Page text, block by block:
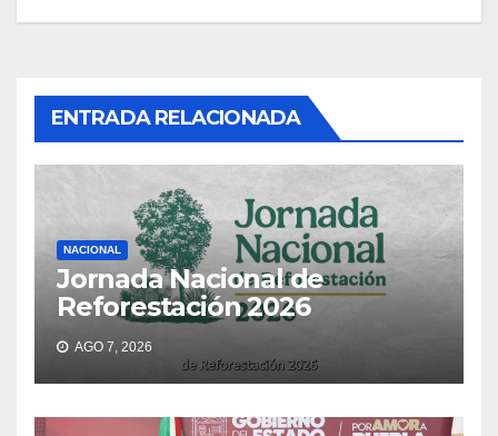
ENTRADA RELACIONADA
NACIONAL
Jornada Nacional de
Reforestación 2026
AGO 7, 2026